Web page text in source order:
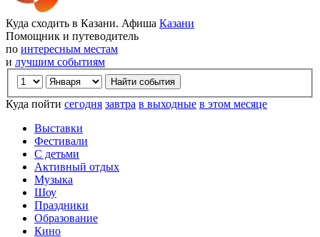
Куда сходить в Казани. Афиша Казани
Помощник и путеводитель
по интересным местам
и лучшим событиям
Куда пойти сегодня завтра в выходные в этом месяце
Выставки
Фестивали
С детьми
Активный отдых
Музыка
Шоу
Праздники
Образование
Кино